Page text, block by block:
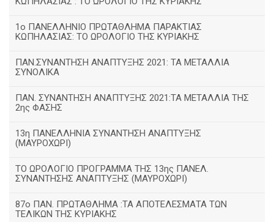
1o ΠΑΝΕΛΛΗΝΙΟ ΠΡΩΤΑΘΛΗΜΑ ΠΑΡΑΚΤΙΑΣ
ΚΩΠΗΛΑΣΙΑΣ: ΤΟ ΩΡΟΛΟΓΙΟ ΤΗΣ ΚΥΡΙΑΚΗΣ
ΠΑΝ.ΣΥΝΑΝΤΗΣΗ ΑΝΑΠΤΥΞΗΣ 2021: ΤΑ ΜΕΤΑΛΛΙΑ
ΣΥΝΟΛΙΚΑ
ΠΑΝ. ΣΥΝΑΝΤΗΣΗ ΑΝΑΠΤΥΞΗΣ 2021:ΤΑ ΜΕΤΑΛΛΙΑ ΤΗΣ
2ης ΦΑΣΗΣ
13η ΠΑΝΕΛΛΗΝΙΑ ΣΥΝΑΝΤΗΣΗ ΑΝΑΠΤΥΞΗΣ
(ΜΑΥΡΟΧΩΡΙ)
ΤΟ ΩΡΟΛΟΓΙΟ ΠΡΟΓΡΑΜΜΑ ΤΗΣ 13ης ΠΑΝΕΛ.
ΣΥΝΑΝΤΗΣΗΣ ΑΝΑΠΤΥΞΗΣ (ΜΑΥΡΟΧΩΡΙ)
87ο ΠΑΝ. ΠΡΩΤΑΘΛΗΜΑ :ΤΑ ΑΠΟΤΕΛΕΣΜΑΤΑ ΤΩΝ
ΤΕΛΙΚΩΝ ΤΗΣ ΚΥΡΙΑΚΗΣ